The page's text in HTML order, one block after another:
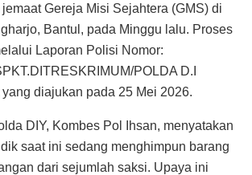
Gereja Misi Sejahtera (GMS) di
Bantul, pada Minggu lalu. Proses
Laporan Polisi Nomor:
POLDA D.I
diajukan pada 25 Mei 2026.
DIY, Kombes Pol Ihsan, menyatakan
saat ini sedang menghimpun barang
dari sejumlah saksi. Upaya ini